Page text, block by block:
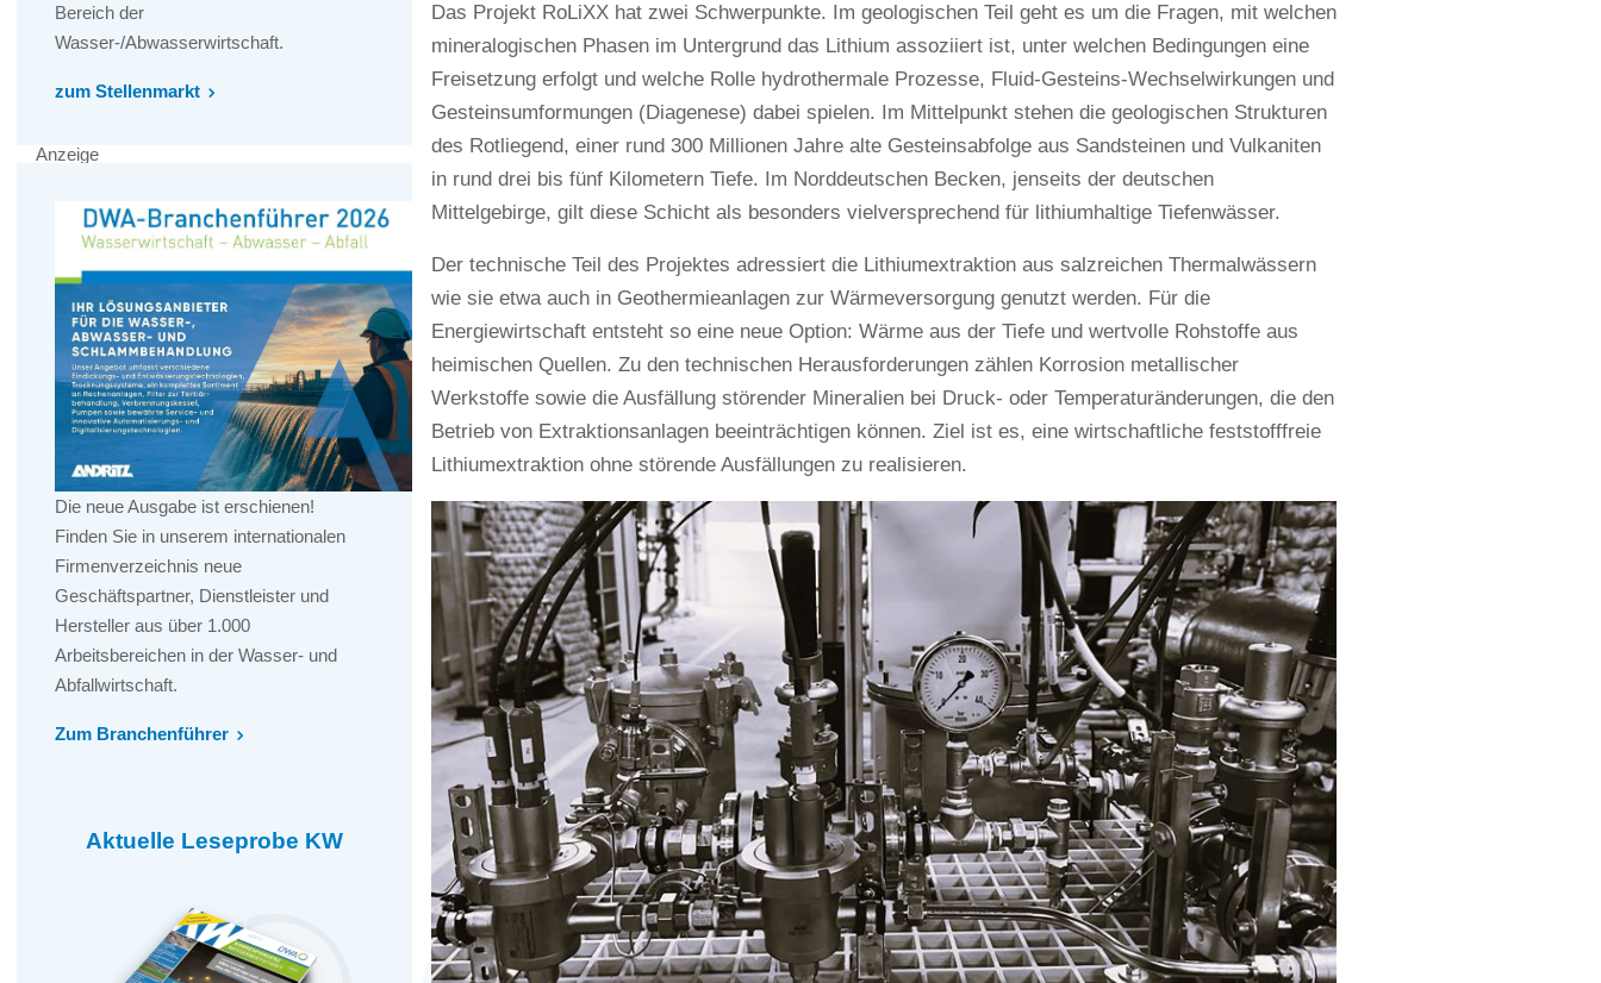
Das Projekt RoLiXX hat zwei Schwerpunkte. Im geologischen Teil geht es um die Fragen, mit welchen
mineralogischen Phasen im Untergrund das Lithium assoziiert ist, unter welchen Bedingungen eine
Freisetzung erfolgt und welche Rolle hydrothermale Prozesse, Fluid-Gesteins-Wechselwirkungen und
Gesteinsumformungen (Diagenese) dabei spielen. Im Mittelpunkt stehen die geologischen Strukturen
des Rotliegend, einer rund 300 Millionen Jahre alte Gesteinsabfolge aus Sandsteinen und Vulkaniten
in rund drei bis fünf Kilometern Tiefe. Im Norddeutschen Becken, jenseits der deutschen
Mittelgebirge, gilt diese Schicht als besonders vielversprechend für lithiumhaltige Tiefenwässer.
Der technische Teil des Projektes adressiert die Lithiumextraktion aus salzreichen Thermalwässern
wie sie etwa auch in Geothermieanlagen zur Wärmeversorgung genutzt werden. Für die
Energiewirtschaft entsteht so eine neue Option: Wärme aus der Tiefe und wertvolle Rohstoffe aus
heimischen Quellen. Zu den technischen Herausforderungen zählen Korrosion metallischer
Werkstoffe sowie die Ausfällung störender Mineralien bei Druck- oder Temperaturänderungen, die den
Betrieb von Extraktionsanlagen beeinträchtigen können. Ziel ist es, eine wirtschaftliche feststofffreie
Lithiumextraktion ohne störende Ausfällungen zu realisieren.
Bereich der
Wasser-/Abwasserwirtschaft.
zum Stellenmarkt
Anzeige
Die neue Ausgabe ist erschienen!
Finden Sie in unserem internationalen
Firmenverzeichnis neue
Geschäftspartner, Dienstleister und
Hersteller aus über 1.000
Arbeitsbereichen in der Wasser- und
Abfallwirtschaft.
Zum Branchenführer
Aktuelle Leseprobe KW